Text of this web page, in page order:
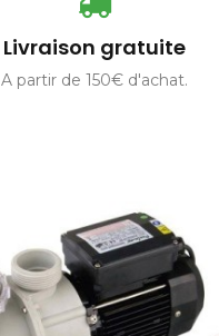
Livraison gratuite
A partir de 150€ d'achat.